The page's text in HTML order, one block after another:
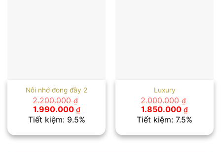
Nỗi nhớ đong đầy 2
2.200.000₫
Giá
gốc
là:
1.990.000 ₫Giá
hiện
tại
1.990.000 ₫.
Tiết kiệm: 9.5%
Luxury
2.000.000₫
Giá
gốc
là:
1.850.000 ₫Giá
hiện
tại
Tiết kiệm: 7.5%